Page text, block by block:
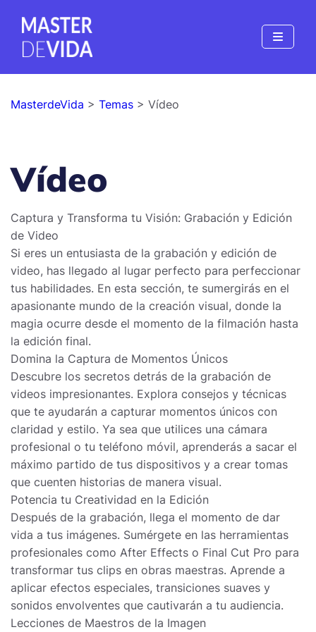
MasterdeVida > Temas > Vídeo
Vídeo
Captura y Transforma tu Visión: Grabación y Edición
de Video
Si eres un entusiasta de la grabación y edición de
video, has llegado al lugar perfecto para perfeccionar
tus habilidades. En esta sección, te sumergirás en el
apasionante mundo de la creación visual, donde la
magia ocurre desde el momento de la filmación hasta
la edición final.
Domina la Captura de Momentos Únicos
Descubre los secretos detrás de la grabación de
videos impresionantes. Explora consejos y técnicas
que te ayudarán a capturar momentos únicos con
claridad y estilo. Ya sea que utilices una cámara
profesional o tu teléfono móvil, aprenderás a sacar el
máximo partido de tus dispositivos y a crear tomas
que cuenten historias de manera visual.
Potencia tu Creatividad en la Edición
Después de la grabación, llega el momento de dar
vida a tus imágenes. Sumérgete en las herramientas
profesionales como After Effects o Final Cut Pro para
transformar tus clips en obras maestras. Aprende a
aplicar efectos especiales, transiciones suaves y
sonidos envolventes que cautivarán a tu audiencia.
Lecciones de Maestros de la Imagen